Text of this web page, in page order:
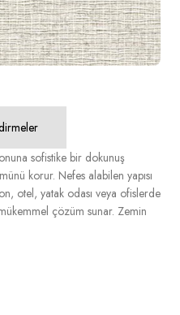
sofistike bir dokunuş
korur. Nefes alabilen yapısı
otel, yatak odası veya ofislerde
çözüm sunar. Zemin